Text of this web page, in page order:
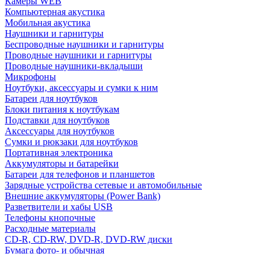
Компьютерная акустика
Мобильная акустика
Наушники и гарнитуры
Беспроводные наушники и гарнитуры
Проводные наушники и гарнитуры
Проводные наушники-вкладыши
Микрофоны
Ноутбуки, аксессуары и сумки к ним
Батареи для ноутбуков
Блоки питания к ноутбукам
Подставки для ноутбуков
Аксессуары для ноутбуков
Сумки и рюкзаки для ноутбуков
Портативная электроника
Аккумуляторы и батарейки
Батареи для телефонов и планшетов
Зарядные устройства сетевые и автомобильные
Внешние аккумуляторы (Power Bank)
Разветвители и хабы USB
Телефоны кнопочные
Расходные материалы
CD-R, CD-RW, DVD-R, DVD-RW диски
Бумага фото- и обычная